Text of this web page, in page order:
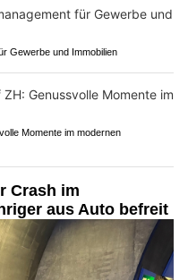
Gewerbe und Immobilien
Momente im modernen
Crash im
aus Auto befreit